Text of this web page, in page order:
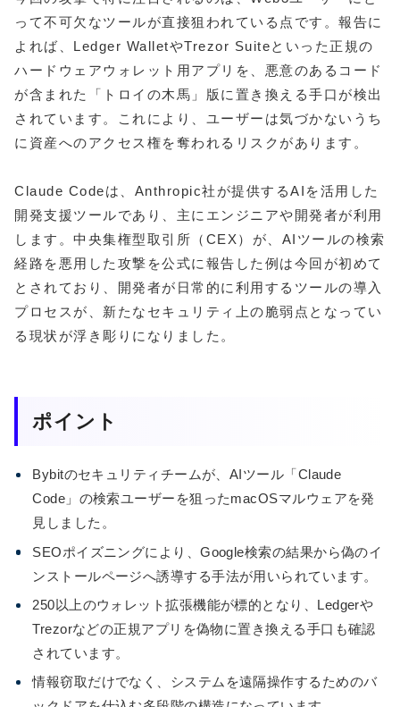
って不可欠なツールが直接狙われている点です。報告に
よれば、Ledger WalletやTrezor Suiteといった正規の
ハードウェアウォレット用アプリを、悪意のあるコード
が含まれた「トロイの木馬」版に置き換える手口が検出
されています。これにより、ユーザーは気づかないうち
に資産へのアクセス権を奪われるリスクがあります。
Claude Codeは、Anthropic社が提供するAIを活用した
開発支援ツールであり、主にエンジニアや開発者が利用
します。中央集権型取引所（CEX）が、AIツールの検索
経路を悪用した攻撃を公式に報告した例は今回が初めて
とされており、開発者が日常的に利用するツールの導入
プロセスが、新たなセキュリティ上の脆弱点となってい
る現状が浮き彫りになりました。
ポイント
Bybitのセキュリティチームが、AIツール「Claude
Code」の検索ユーザーを狙ったmacOSマルウェアを発
見しました。
SEOポイズニングにより、Google検索の結果から偽のイ
ンストールページへ誘導する手法が用いられています。
250以上のウォレット拡張機能が標的となり、Ledgerや
Trezorなどの正規アプリを偽物に置き換える手口も確認
されています。
情報窃取だけでなく、システムを遠隔操作するためのバ